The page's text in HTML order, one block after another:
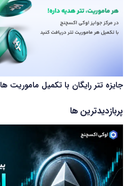
جایزه تتر رایگان با تکمیل ماموریت
پربازدیدترین ها